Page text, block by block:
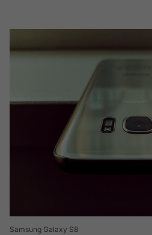
Samsung Galaxy S8